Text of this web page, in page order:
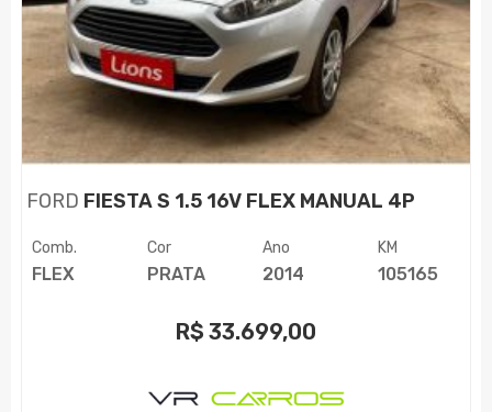
FORD FIESTA S 1.5 16V FLEX MANUAL 4P
Comb.
FLEX
Cor
PRATA
Ano
2014
KM
105165
R$ 33.699,00